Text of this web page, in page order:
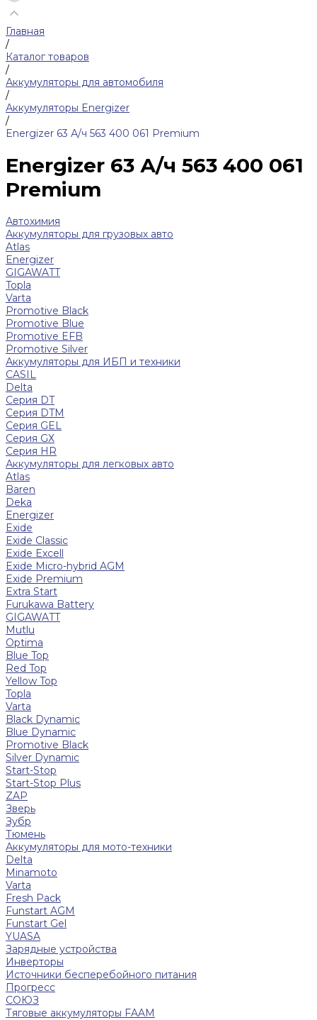
Главная
/
Каталог товаров
/
Аккумуляторы для автомобиля
/
Аккумуляторы Energizer
/
Energizer 63 А/ч 563 400 061 Premium
Energizer 63 А/ч 563 400 061
Premium
Автохимия
Аккумуляторы для грузовых авто
Atlas
Energizer
GIGAWATT
Topla
Varta
Promotive Black
Promotive Blue
Promotive EFB
Promotive Silver
Аккумуляторы для ИБП и техники
CASIL
Delta
Серия DT
Серия DTM
Серия GEL
Серия GХ
Серия HR
Аккумуляторы для легковых авто
Atlas
Baren
Deka
Energizer
Exide
Exide Classic
Exide Excell
Exide Micro-hybrid AGM
Exide Premium
Extra Start
Furukawa Battery
GIGAWATT
Mutlu
Optima
Blue Top
Red Top
Yellow Top
Topla
Varta
Black Dynamic
Blue Dynamic
Promotive Black
Silver Dynamic
Start-Stop
Start-Stop Plus
ZAP
Зверь
Зубр
Тюмень
Аккумуляторы для мото-техники
Delta
Minamoto
Varta
Fresh Pack
Funstart AGM
Funstart Gel
YUASA
Зарядные устройства
Инверторы
Источники бесперебойного питания
Прогресс
СОЮЗ
Тяговые аккумуляторы FAAM